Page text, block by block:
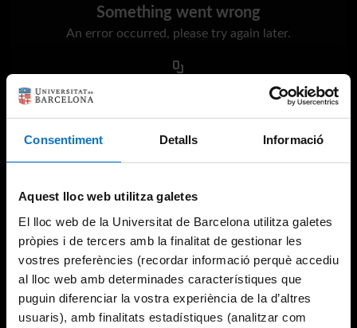
Consentiment Detalls Informació
Aquest lloc web utilitza galetes
El lloc web de la Universitat de Barcelona utilitza galetes
pròpies i de tercers amb la finalitat de gestionar les
vostres preferències (recordar informació perquè accediu
al lloc web amb determinades característiques que
puguin diferenciar la vostra experiència de la d’altres
usuaris), amb finalitats estadístiques (analitzar com
Something went wrong
An error occurred, please try again later.